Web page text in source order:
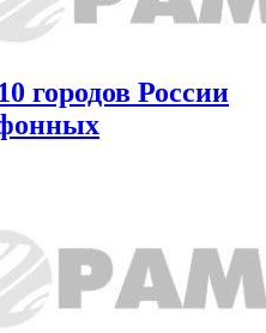
городов России